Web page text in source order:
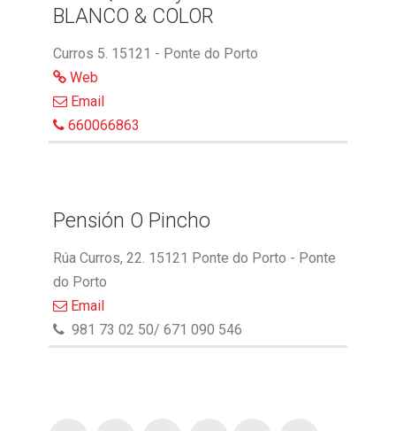
BLANCO & COLOR
Curros 5. 15121 - Ponte do Porto
Web
Email
660066863
Pensión O Pincho
Rúa Curros, 22. 15121 Ponte do Porto - Ponte
do Porto
Email
981 73 02 50/ 671 090 546